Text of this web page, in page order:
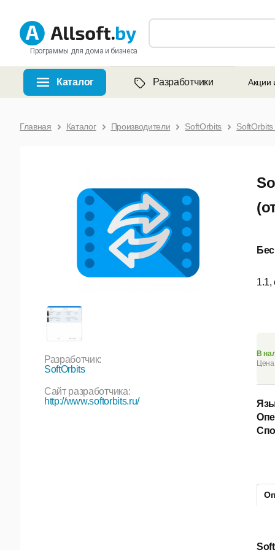
Программы для дома и бизнеса
Каталог Разработчики Акции
Главная Каталог Производители SoftOrbits
Разработчик:
SoftOrbits
Сайт разработчика:
http://www.softorbits.ru/
В